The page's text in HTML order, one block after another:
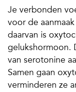
Je verbonden
voor de
daarvan is
gelukshormoon.
van serotonine
Samen gaan
verminderen ze